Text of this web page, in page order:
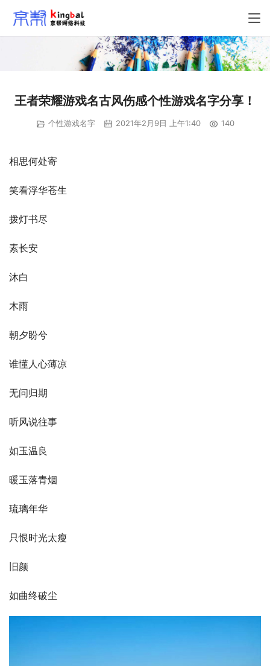
王者荣耀游戏名古风伤感个性游戏名字分享！
个性游戏名字 2021年2月9日 上午1:40 140
相思何处寄
笑看浮华苍生
拨灯书尽
素长安
沐白
木雨
朝夕盼兮
谁懂人心薄凉
无问归期
听风说往事
如玉温良
暖玉落青烟
琉璃年华
只恨时光太瘦
旧颜
如曲终破尘